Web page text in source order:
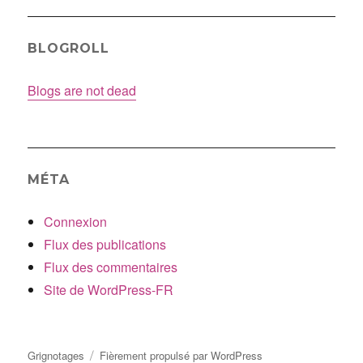
BLOGROLL
Blogs are not dead
MÉTA
Connexion
Flux des publications
Flux des commentaires
Site de WordPress-FR
Grignotages Fièrement propulsé par WordPress